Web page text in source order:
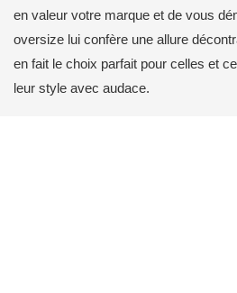
en valeur votre marque et de vous
oversize lui confère une allure
en fait le choix parfait pour celles et
leur style avec audace.